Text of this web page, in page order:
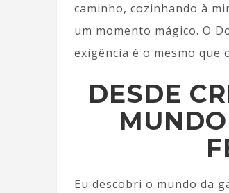
caminho, cozinhando à
um momento mágico. O
exigência é o mesmo que
DESDE
Eu descobri o mundo da